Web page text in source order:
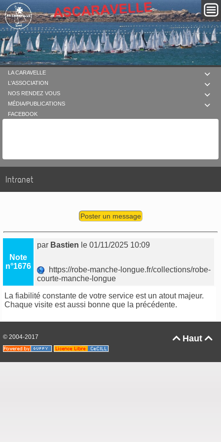

LA CARAVELLE

L'ASSOCIATION

NOS RENDEZ VOUS

MÉDIA/PUBLICATIONS
FACEBOOK
Intranet
Poster un message
Note
n°1676
par Bastien le 01/11/2025 10:09
https://robe-manche-longue.fr/collections/robe-
courte-manche-longue
La fiabilité constante de votre service est un atout majeur.
Chaque visite est aussi bonne que la précédente.
Haut 
© 2004-2017